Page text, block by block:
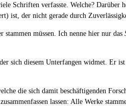
Schriften verfasste. Welche? Darüber
ist, der nicht gerade durch
müssen. Ich nenne hier nur das
sich diesem Unterfangen widmet. Er
die sich damit beschäftigenden
lassen: Alle Werke